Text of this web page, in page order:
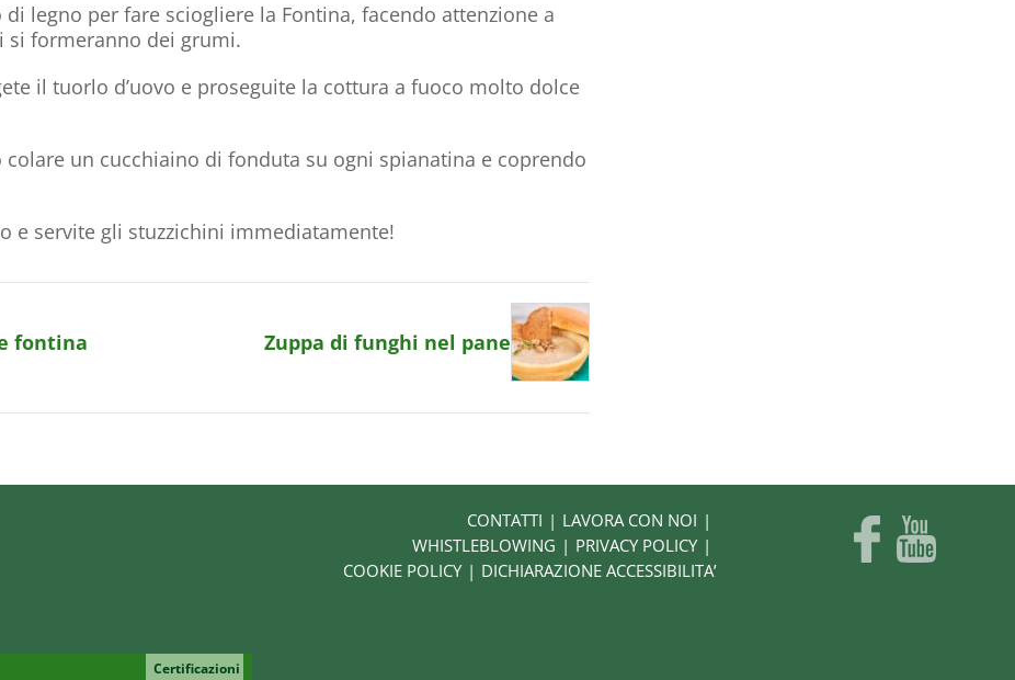
legno per fare sciogliere la Fontina, facendo attenzione a
formeranno dei grumi.
il tuorlo d’uovo e proseguite la cottura a fuoco molto dolce
un cucchiaino di fonduta su ogni spianatina e coprendo
e servite gli stuzzichini immediatamente!
fontina Zuppa di funghi nel pane
CONTATTI
LAVORA CON NOI
WHISTLEBLOWING
PRIVACY POLICY
COOKIE POLICY
DICHIARAZIONE ACCESSIBILITA’
Certificazioni